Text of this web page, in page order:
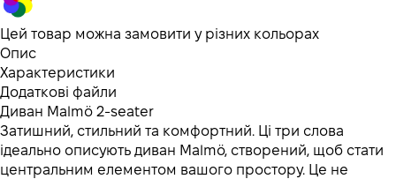
Цей товар можна замовити у різних кольорах
Опис
Характеристики
Додаткові файли
Диван Malmö 2-seater
Затишний, стильний та комфортний. Ці три слова
ідеально описують диван Malmö, створений, щоб стати
центральним елементом вашого простору. Це не